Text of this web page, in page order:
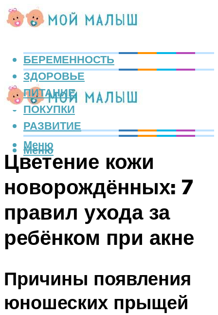
БЕРЕМЕННОСТЬ
ЗДОРОВЬЕ
ПИТАНИЕ
ПОКУПКИ
РАЗВИТИЕ
Меню
Меню
Цветение кожи
новорождённых: 7
правил ухода за
ребёнком при акне
Причины появления
юношеских прыщей